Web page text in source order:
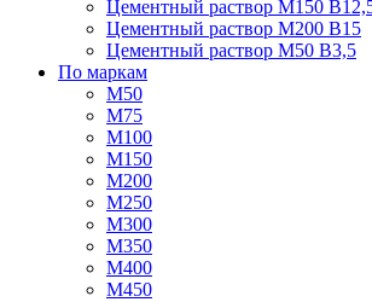
Цементный раствор М150
Цементный раствор М200 В15
Цементный раствор М50 В3,5
По маркам
М50
М75
М100
М150
М200
М250
М300
М350
М400
М450